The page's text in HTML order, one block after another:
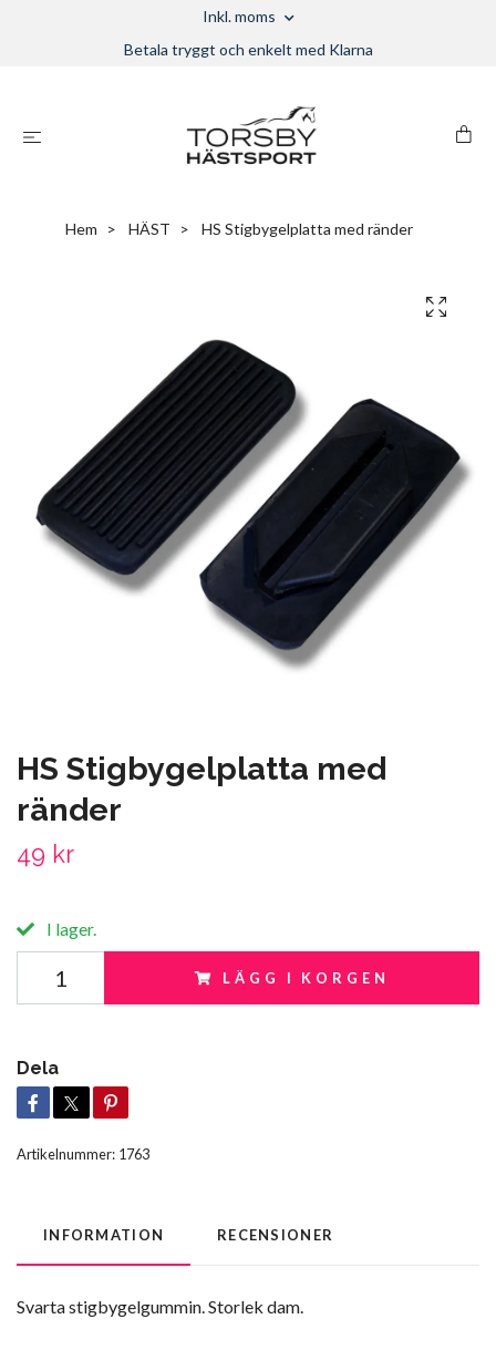
Inkl. moms
Betala tryggt och enkelt med Klarna
Hem HÄST HS Stigbygelplatta med ränder
HS Stigbygelplatta med
ränder
49 kr
I lager.
LÄGG I KORGEN
Dela
Artikelnummer: 1763
INFORMATION RECENSIONER
Svarta stigbygelgummin. Storlek dam.